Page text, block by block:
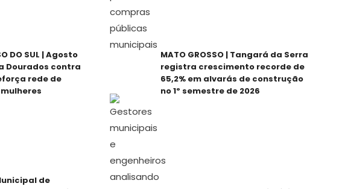
DO SUL | Agosto
Dourados contra
rede de
MATO GROSSO | Tangará da Serra
registra crescimento recorde de
65,2% em alvarás de construção
no 1º semestre de 2026
de